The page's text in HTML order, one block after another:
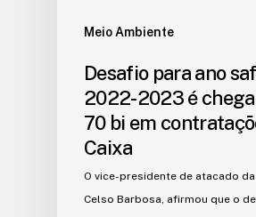
Meio Ambiente
Desafio para ano
2022-2023 é
70 bi em
Caixa
O vice-presidente de atacado da
Celso Barbosa, afirmou que o